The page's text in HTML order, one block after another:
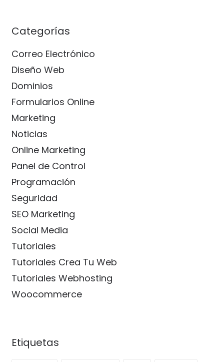
Categorías
Correo Electrónico
Diseño Web
Dominios
Formularios Online
Marketing
Noticias
Online Marketing
Panel de Control
Programación
Seguridad
SEO Marketing
Social Media
Tutoriales
Tutoriales Crea Tu Web
Tutoriales Webhosting
Woocommerce
Etiquetas